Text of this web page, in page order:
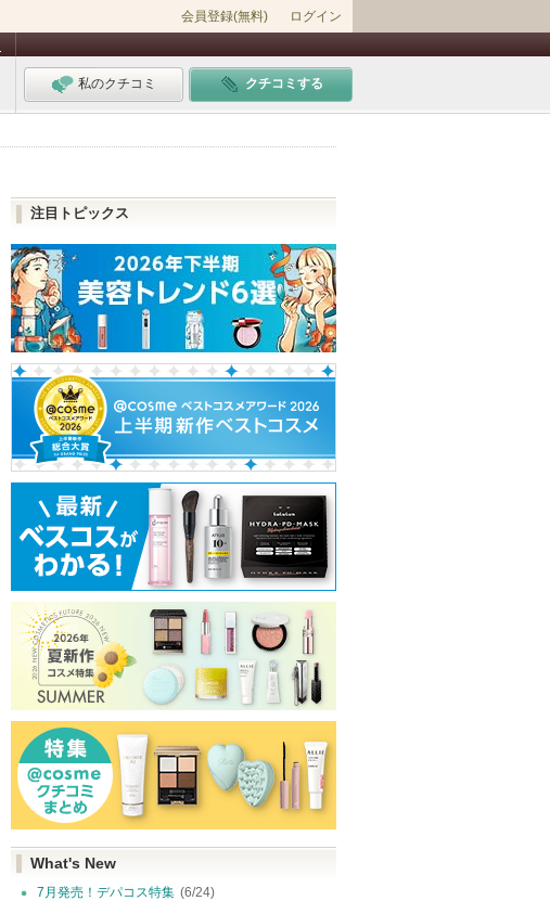
会員登録(無料) ログイン
私のクチコミ クチコミする
注目トピックス
What's New
7月発売！デパコス特集 (6/24)